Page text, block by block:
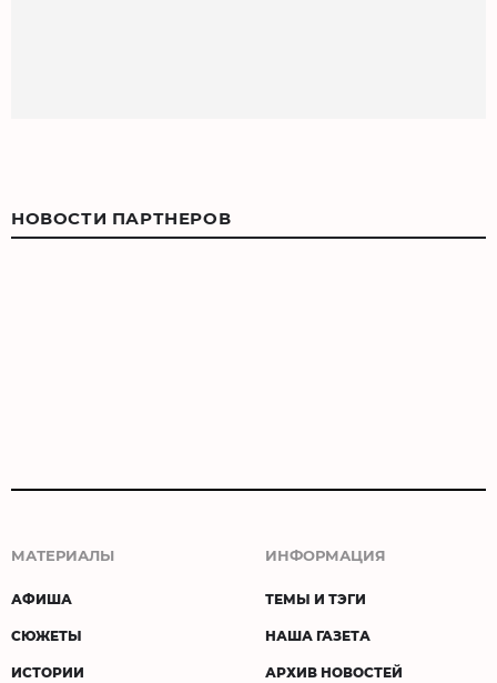
НОВОСТИ ПАРТНЕРОВ
МАТЕРИАЛЫ
АФИША
СЮЖЕТЫ
ИСТОРИИ
ИНФОРМАЦИЯ
ТЕМЫ И ТЭГИ
НАША ГАЗЕТА
АРХИВ НОВОСТЕЙ